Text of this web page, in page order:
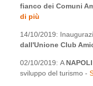
fianco dei Comuni
di più
14/10/2019:
dall'Unione Club
02/10/2019: A NAPOLI
sviluppo del turismo -